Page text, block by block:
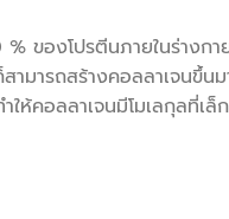
% ของโปรตีนภายในร่
มารถสร้างคอลลาเจนขึ้
อลลาเจนมีโมเลกุลที่เล็